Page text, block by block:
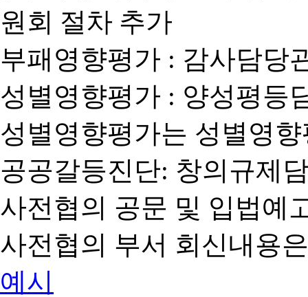
원회 절차 추가
부패영향평가 : 감사담당
성별영향평가 : 양성평등
성별영향평가는 성별영
공공갈등진단: 창의규제
사전협의 공문 및 입법예
사전협의 부서 회신내용
예시